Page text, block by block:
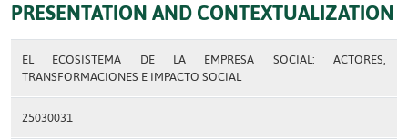
PRESENTATION AND CONTEXTUALIZATION
EL ECOSISTEMA DE LA EMPRESA SOCIAL: ACTORES,
TRANSFORMACIONES E IMPACTO SOCIAL
25030031